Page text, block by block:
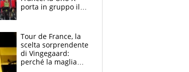
porta in gruppo il
compagni
Tour de France, la
scelta sorprendente
di Vingegaard:
perché la maglia